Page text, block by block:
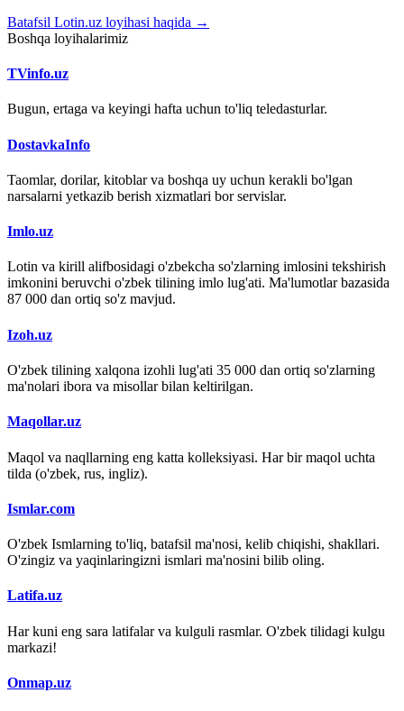
Batafsil Lotin.uz loyihasi haqida →
Boshqa loyihalarimiz
TVinfo.uz
Bugun, ertaga va keyingi hafta uchun to'liq teledasturlar.
DostavkaInfo
Taomlar, dorilar, kitoblar va boshqa uy uchun kerakli bo'lgan
narsalarni yetkazib berish xizmatlari bor servislar.
Imlo.uz
Lotin va kirill alifbosidagi o'zbekcha so'zlarning imlosini tekshirish
imkonini beruvchi o'zbek tilining imlo lug'ati. Ma'lumotlar bazasida
87 000 dan ortiq so'z mavjud.
Izoh.uz
O'zbek tilining xalqona izohli lug'ati 35 000 dan ortiq so'zlarning
ma'nolari ibora va misollar bilan keltirilgan.
Maqollar.uz
Maqol va naqllarning eng katta kolleksiyasi. Har bir maqol uchta
tilda (o'zbek, rus, ingliz).
Ismlar.com
O'zbek Ismlarning to'liq, batafsil ma'nosi, kelib chiqishi, shakllari.
O'zingiz va yaqinlaringizni ismlari ma'nosini bilib oling.
Latifa.uz
Har kuni eng sara latifalar va kulguli rasmlar. O'zbek tilidagi kulgu
markazi!
Onmap.uz